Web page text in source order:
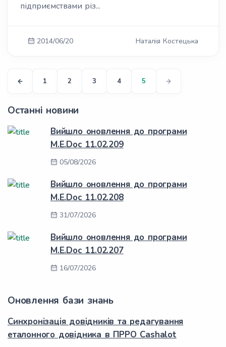
підприємствами різ...
2014/06/20 Наталія Костецька
1 2 3 4 5
Останні новини
Вийшло оновлення до програми
M.E.Doc 11.02.209
05/08/2026
Вийшло оновлення до програми
M.E.Doc 11.02.208
31/07/2026
Вийшло оновлення до програми
M.E.Doc 11.02.207
16/07/2026
Оновлення бази знань
Синхронізація довідників та редагування
еталонного довідника в ПРРО Cashalot